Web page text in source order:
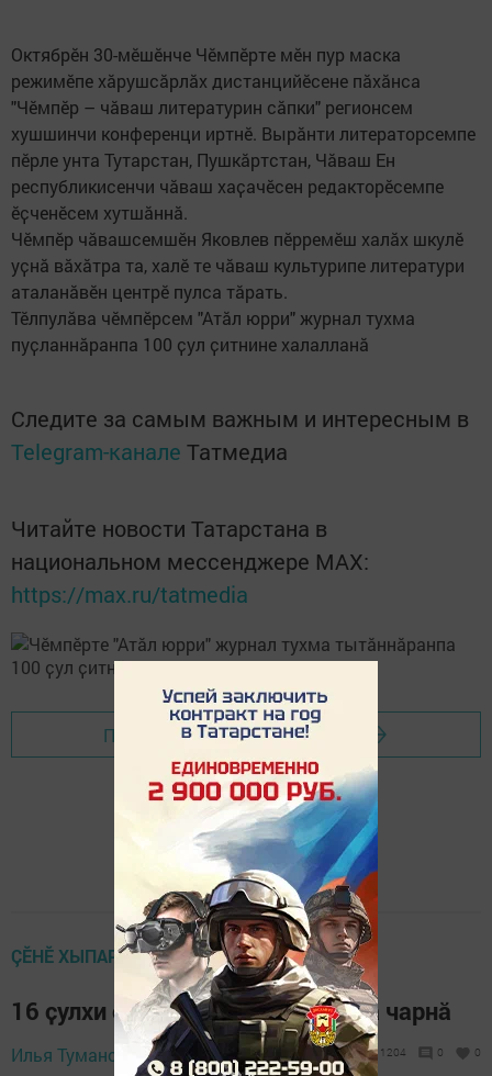
Октябрӗн 30-мӗшӗнче Чӗмпӗрте мӗн пур маска
режимӗпе хӑрушсӑрлӑх дистанцийӗсене пӑхӑнса
"Чӗмпӗр – чӑваш литературин сӑпки" регионсем
хушшинчи конференци иртнӗ. Вырӑнти литераторсемпе
пӗрле унта Тутарстан, Пушкӑртстан, Чӑваш Ен
республикисенчи чӑваш хаҫачӗсен редакторӗсемпе
ӗҫченӗсем хутшӑннӑ.
Чӗмпӗр чӑвашсемшӗн Яковлев пӗрремӗш халӑх шкулӗ
уҫнӑ вӑхӑтра та, халӗ те чӑваш культурипе литератури
аталанӑвӗн центрӗ пулса тӑрать.
Тӗлпулӑва чӗмпӗрсем "Атӑл юрри" журнал тухма
пуҫланнӑранпа 100 ҫул ҫитнине халалланӑ
Следите за самым важным и интересным в
Telegram-канале Татмедиа
Читайте новости Татарстана в
национальном мессенджере MАХ:
https://max.ru/tatmedia
Перейти на страницу новости
ÇӖНӖ ХЫПАРСЕМ
16 ҫулхи ҫамрӑка пульӑсем кӑна чарнӑ
Илья Туманов, 30 October 2020 - 18:34 1204 0 0